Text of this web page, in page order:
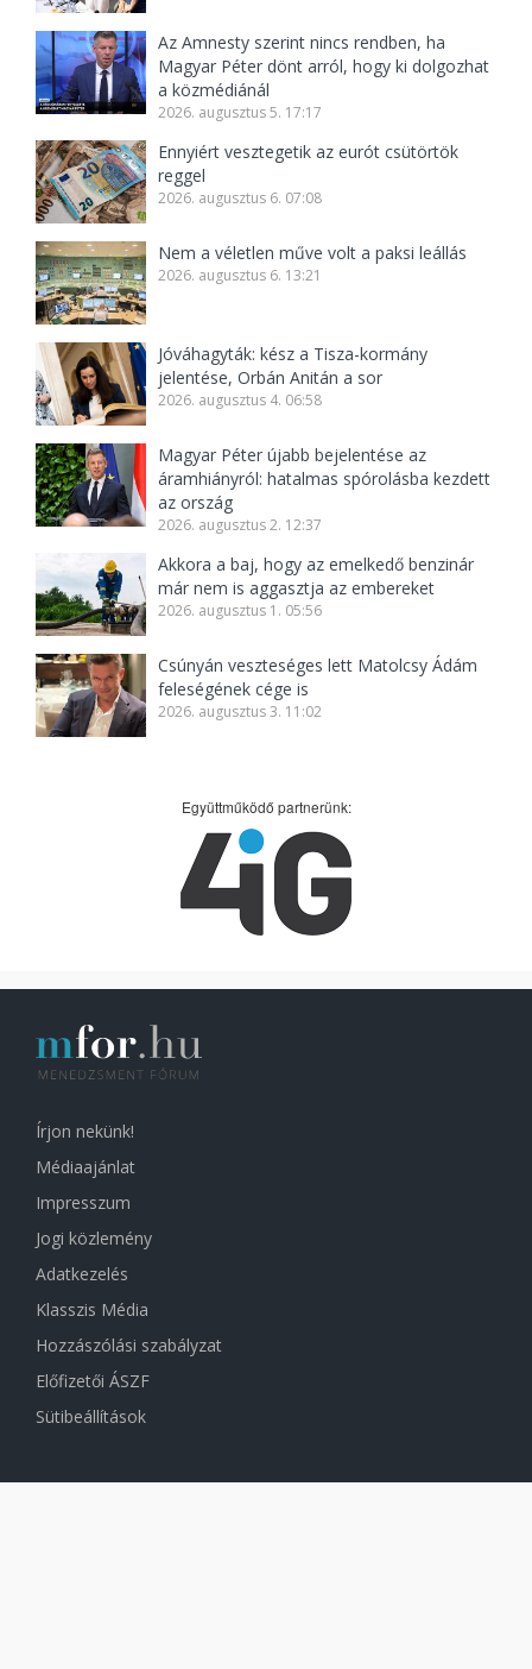
Az Amnesty szerint nincs rendben, ha
Magyar Péter dönt arról, hogy ki dolgozhat
a közmédiánál
2026. augusztus 5. 17:17
Ennyiért vesztegetik az eurót csütörtök
reggel
2026. augusztus 6. 07:08
Nem a véletlen műve volt a paksi leállás
2026. augusztus 6. 13:21
Jóváhagyták: kész a Tisza-kormány
jelentése, Orbán Anitán a sor
2026. augusztus 4. 06:58
Magyar Péter újabb bejelentése az
áramhiányról: hatalmas spórolásba kezdett
az ország
2026. augusztus 2. 12:37
Akkora a baj, hogy az emelkedő benzinár
már nem is aggasztja az embereket
2026. augusztus 1. 05:56
Csúnyán veszteséges lett Matolcsy Ádám
feleségének cége is
2026. augusztus 3. 11:02
Együttműködő partnerünk:
Írjon nekünk!
Médiaajánlat
Impresszum
Jogi közlemény
Adatkezelés
Klasszis Média
Hozzászólási szabályzat
Előfizetői ÁSZF
Sütibeállítások